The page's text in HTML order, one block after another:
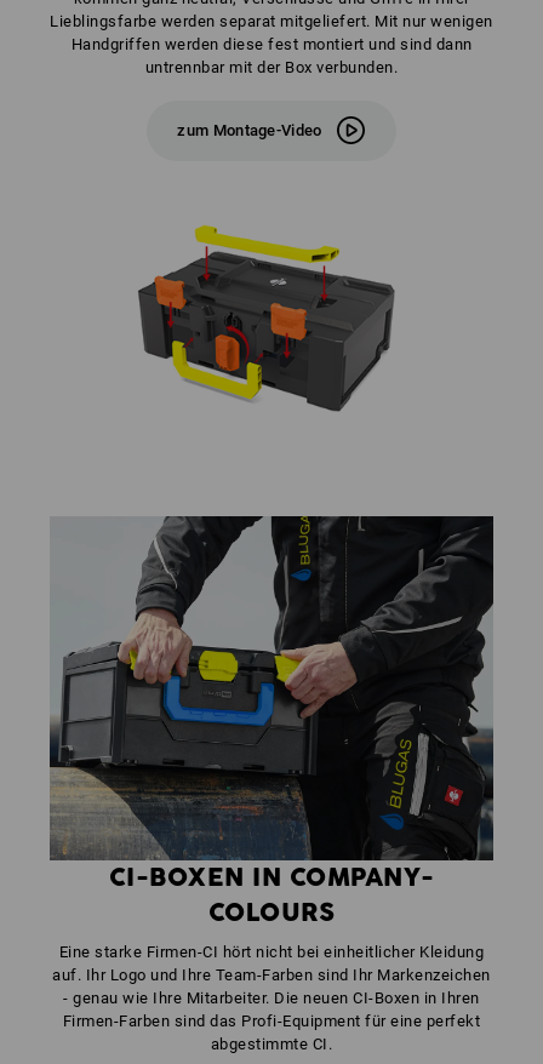
Lieblingsfarbe werden separat mitgeliefert. Mit nur wenigen
Handgriffen werden diese fest montiert und sind dann
untrennbar mit der Box verbunden.
zum Montage-Video
CI-BOXEN IN COMPANY-
COLOURS
Eine starke Firmen-CI hört nicht bei einheitlicher Kleidung
auf. Ihr Logo und Ihre Team-Farben sind Ihr Markenzeichen
- genau wie Ihre Mitarbeiter. Die neuen CI-Boxen in Ihren
Firmen-Farben sind das Profi-Equipment für eine perfekt
abgestimmte CI.